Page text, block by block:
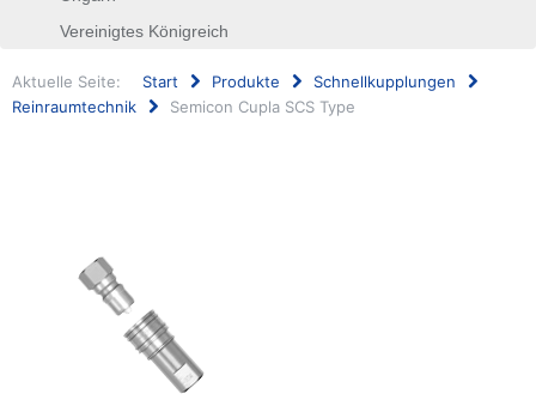
Vereinigtes Königreich
Aktuelle Seite: Start Produkte
Schnellkupplungen
Reinraumtechnik
Semicon Cupla SCS Type